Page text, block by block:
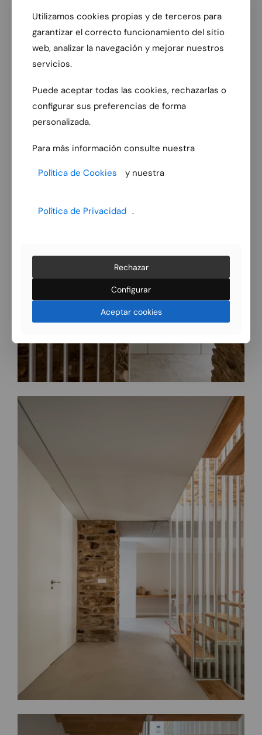
Utilizamos cookies propias y de terceros para
garantizar el correcto funcionamiento del sitio
web, analizar la navegación y mejorar nuestros
servicios.
Puede aceptar todas las cookies, rechazarlas o
configurar sus preferencias de forma
personalizada.
Para más información consulte nuestra
Política de Cookies y nuestra
Política de Privacidad .
Rechazar
Configurar
Aceptar cookies